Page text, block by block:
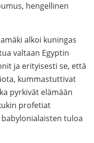
hengellinen
alkoi kuningas
valtaan Egyptin
ja erityisesti se, että
kummastuttivat
pyrkivät elämään
profetiat
tuloa